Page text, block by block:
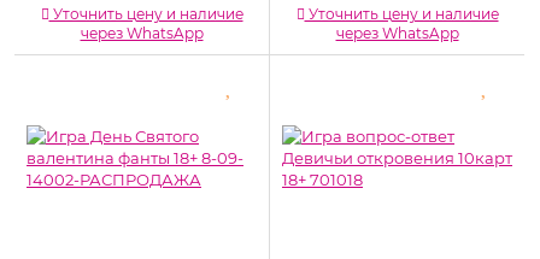
Уточнить цену и наличие
через WhatsApp
Уточнить цену и наличие
через WhatsApp